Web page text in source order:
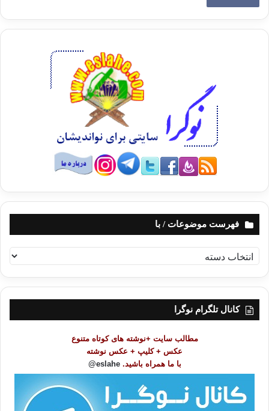
فهرست موضوعات / با
ه
ر
کانال تلگرام نوگرا
مطالب سایت +نوشته های کوتاه متنوع
عکس + کلیپ + عکس نوشته
با ما همراه باشید. eslahe@